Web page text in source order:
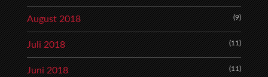
August 2018 (9)
Juli 2018 (11)
Juni 2018 (11)